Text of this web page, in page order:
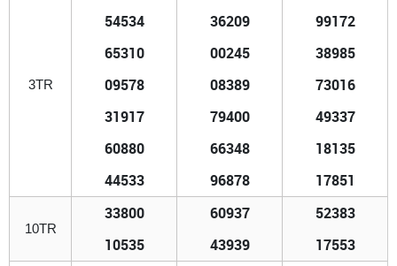
3TR
54534
65310
09578
31917
60880
44533
36209
00245
08389
79400
66348
96878
99172
38985
73016
49337
18135
17851
10TR
33800
10535
60937
43939
52383
17553